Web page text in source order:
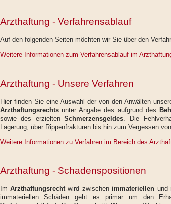
Arzthaftung - Verfahrensablauf
Auf den folgenden Seiten möchten wir Sie über den
Weitere Informationen zum Verfahrensablauf im
Arzthaftung - Unsere Verfahren
Hier finden Sie eine Auswahl der von den Anwälten
Arzthaftungsrechts unter Angabe des aufgrund des
sowie des erzieltenSchmerzensgeldes . Die
Lagerung, über Rippenfrakturen bis hin zum Vergessen
Weitere Informationen zu Verfahren im Bereich des
Arzthaftung - Schadenspositionen
Im Arzthaftungsrechtwird zwischen immateriellen und
immateriellen Schäden geht es primär um den